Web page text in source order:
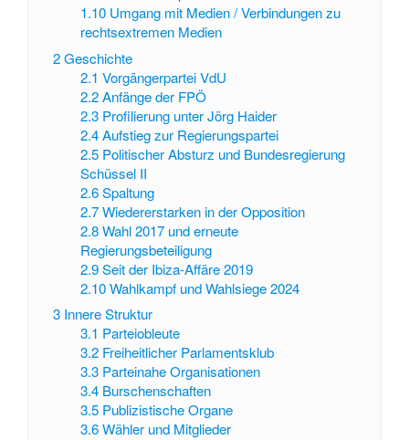
1.10 Umgang mit Medien / Verbindungen zu
rechtsextremen Medien
2Geschichte
2.1 Vorgängerpartei VdU
2.2 Anfänge der FPÖ
2.3 Profilierung unter Jörg Haider
2.4 Aufstieg zur Regierungspartei
2.5 Politischer Absturz und Bundesregierung
Schüssel II
2.6 Spaltung
2.7 Wiedererstarken in der Opposition
2.8 Wahl 2017 und erneute
Regierungsbeteiligung
2.9 Seit der Ibiza-Affäre 2019
2.10 Wahlkampf und Wahlsiege 2024
3 Innere Struktur
3.1 Parteiobleute
3.2 Freiheitlicher Parlamentsklub
3.3 Parteinahe Organisationen
3.4 Burschenschaften
3.5 Publizistische Organe
3.6 Wähler und Mitglieder